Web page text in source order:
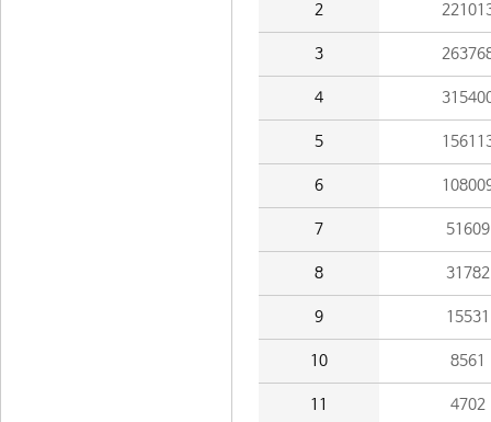
2
3
4
5
6
7 51609
8 31782
9 15531
10 8561
11 4702